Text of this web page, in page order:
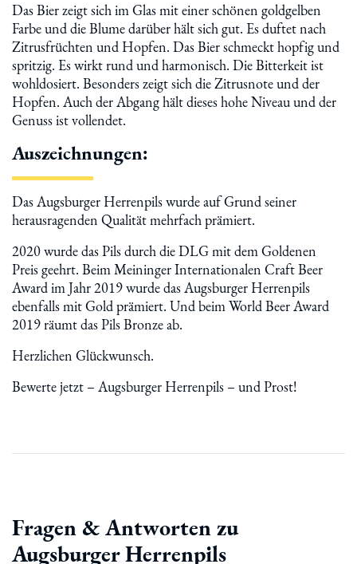
Das Bier zeigt sich im Glas mit einer schönen goldgelben
Farbe und die Blume darüber hält sich gut. Es duftet nach
Zitrusfrüchten und Hopfen. Das Bier schmeckt hopfig und
spritzig. Es wirkt rund und harmonisch. Die Bitterkeit ist
wohldosiert. Besonders zeigt sich die Zitrusnote und der
Hopfen. Auch der Abgang hält dieses hohe Niveau und der
Genuss ist vollendet.
Auszeichnungen:
Das Augsburger Herrenpils wurde auf Grund seiner
herausragenden Qualität mehrfach prämiert.
2020 wurde das Pils durch die DLG mit dem Goldenen
Preis geehrt. Beim Meininger Internationalen Craft Beer
Award im Jahr 2019 wurde das Augsburger Herrenpils
ebenfalls mit Gold prämiert. Und beim World Beer Award
2019 räumt das Pils Bronze ab.
Herzlichen Glückwunsch.
Bewerte jetzt – Augsburger Herrenpils – und Prost!
Fragen & Antworten zu
Augsburger Herrenpils